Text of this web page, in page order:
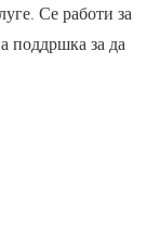
Се работи за
поддршка за да